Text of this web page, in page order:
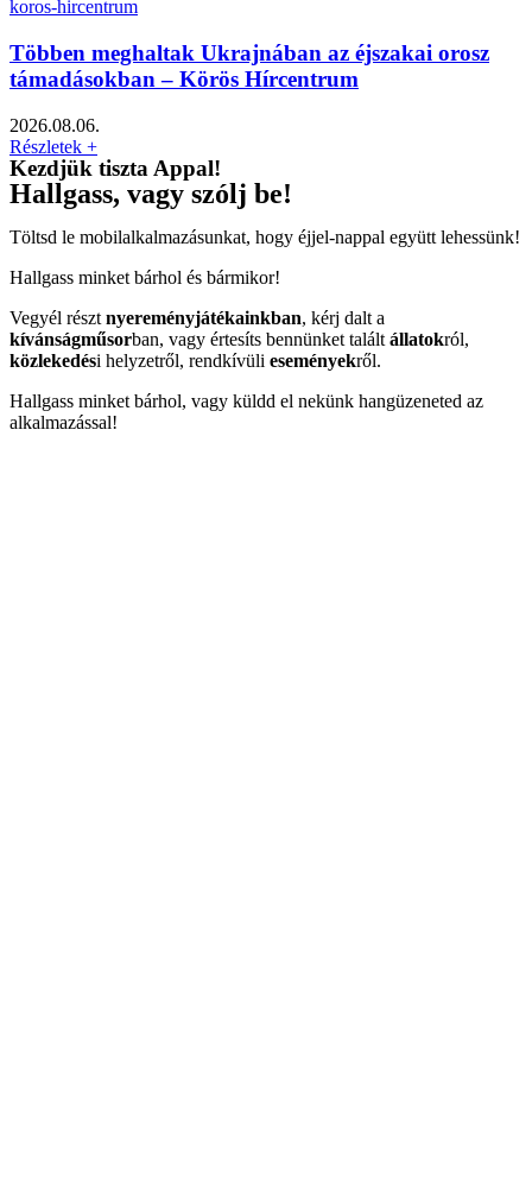
Többen meghaltak Ukrajnában az éjszakai orosz
támadásokban – Körös Hírcentrum
2026.08.06.
Részletek +
Kezdjük tiszta Appal!
Hallgass, vagy szólj be!
Töltsd le mobilalkalmazásunkat, hogy éjjel-nappal együtt lehessünk!
Hallgass minket bárhol és bármikor!
Vegyél részt nyereményjátékainkban, kérj dalt a
kívánságműsorban, vagy értesíts bennünket talált állatokról,
közlekedési helyzetről, rendkívüli eseményekről.
Hallgass minket bárhol, vagy küldd el nekünk hangüzeneted az
alkalmazással!